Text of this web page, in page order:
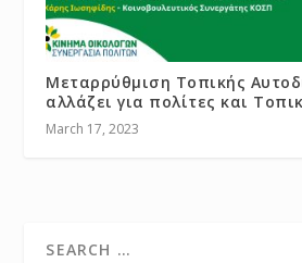
Μεταρρύθμιση Τοπικής
αλλάζει για πολίτες και
March 17, 2023